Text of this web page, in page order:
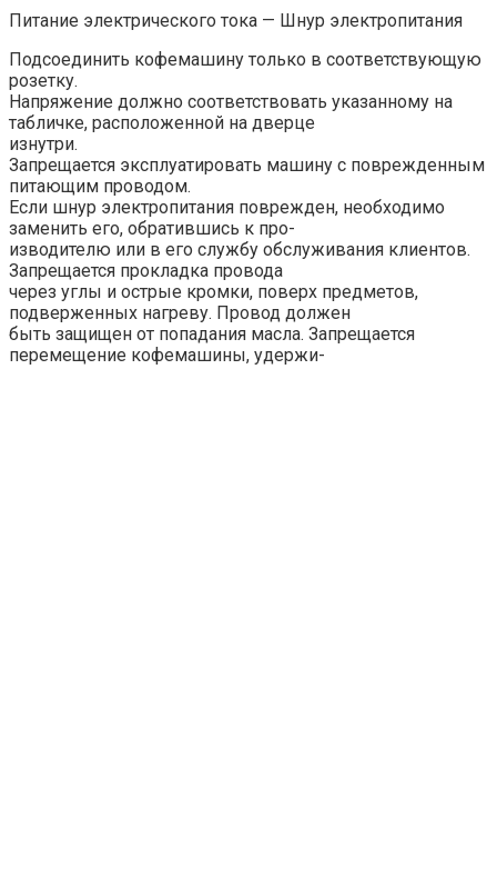
Питание электрического тока — Шнур электропитания
Подсоединить кофемашину только в соответствующую
розетку.
Напряжение должно соответствовать указанному на
табличке, расположенной на дверце
изнутри.
Запрещается эксплуатировать машину с поврежденным
питающим проводом.
Если шнур электропитания поврежден, необходимо
заменить его, обратившись к про-
изводителю или в его службу обслуживания клиентов.
Запрещается прокладка провода
через углы и острые кромки, поверх предметов,
подверженных нагреву. Провод должен
быть защищен от попадания масла. Запрещается
перемещение кофемашины, удержи-